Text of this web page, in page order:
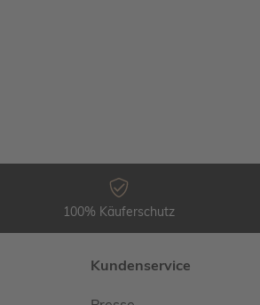
100% Käuferschutz
Kundenservice